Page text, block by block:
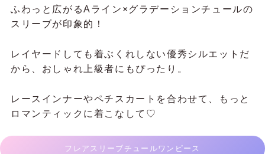
ふわっと広がるAライン×グラデーションチュールの
スリーブが印象的！
レイヤードしても着ぶくれしない優秀シルエットだ
から、おしゃれ上級者にもぴったり。
レースインナーやペチスカートを合わせて、もっと
ロマンティックに着こなして♡
フレアスリーブチュールワンピース